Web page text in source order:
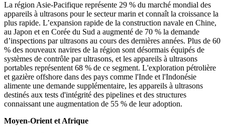
La région Asie-Pacifique représente 29 % du marché mondial des
appareils à ultrasons pour le secteur marin et connaît la croissance la
plus rapide. L’expansion rapide de la construction navale en Chine,
au Japon et en Corée du Sud a augmenté de 70 % la demande
d’inspections par ultrasons au cours des dernières années. Plus de 60
% des nouveaux navires de la région sont désormais équipés de
systèmes de contrôle par ultrasons, et les appareils à ultrasons
portables représentent 68 % de ce segment. L'exploration pétrolière
et gazière offshore dans des pays comme l'Inde et l'Indonésie
alimente une demande supplémentaire, les appareils à ultrasons
destinés aux tests d'intégrité des pipelines et des structures
connaissant une augmentation de 55 % de leur adoption.
Moyen-Orient et Afrique